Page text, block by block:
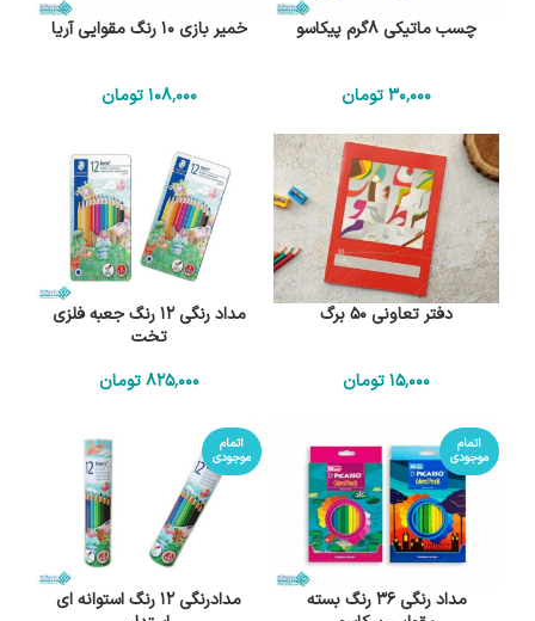
چسب ماتیکی 8گرم پیکاسو
30٬000تومان
خمیر بازی 10 رنگ مقوایی آریا
108٬000 تومان
دفتر تعاونی 50 برگ
15٬000تومان
مداد رنگی 12 رنگ جعبه فلزی
تخت
825٬000 تومان
اتمام
موجودی
مداد رنگی 36 رنگ بسته
اتمام
موجودی
مدادرنگی 12 رنگ استوانه ای